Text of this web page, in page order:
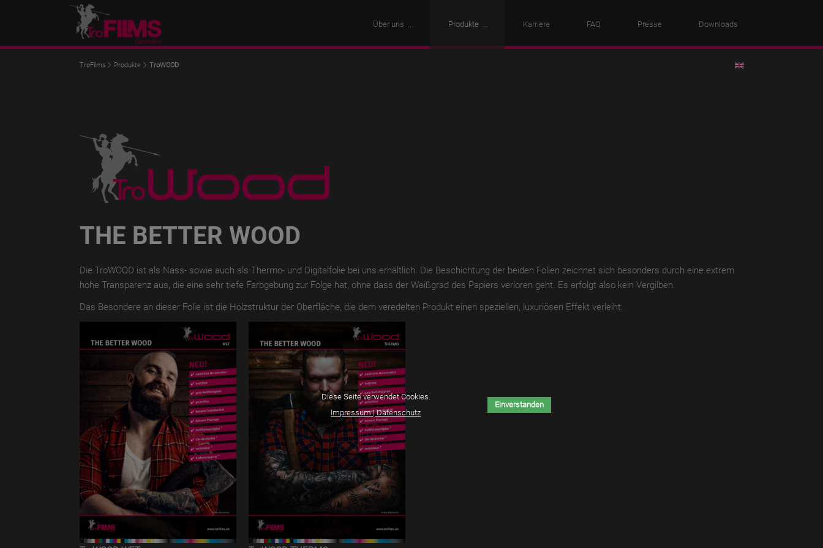
Über uns Produkte Karriere FAQ Presse Downloads
TroFilms Produkte TroWOOD
THE BETTER WOOD
Die TroWOOD ist als Nass- sowie auch als Thermo- und Digitalfolie bei uns erhältlich. Die Beschichtung der beiden Folien zeichnet sich besonders durch eine extrem
hohe Transparenz aus, die eine sehr tiefe Farbgebung zur Folge hat, ohne dass der Weißgrad des Papiers verloren geht. Es erfolgt also kein Vergilben.
Das Besondere an dieser Folie ist die Holzstruktur der Oberfläche, die dem veredelten Produkt einen speziellen, luxuriösen Effekt verleiht.
Diese Seite verwendet Cookies.
Impressum | Datenschutz
Einverstanden